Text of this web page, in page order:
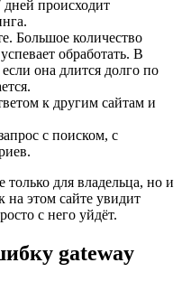
дней происходит
Большое количество
обработать. В
она длится долго по
к другим сайтам и
с поиском, с
для владельца, но и
на этом сайте увидит
с него уйдёт.
gateway